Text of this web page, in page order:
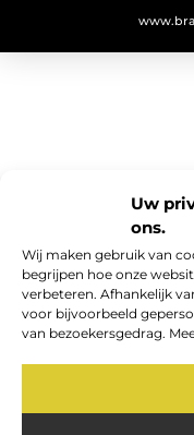
Uw
ons.
Wij maken gebruik van
begrijpen hoe onze
verbeteren. Afhankelijk
voor bijvoorbeeld
van bezoekersgedrag.